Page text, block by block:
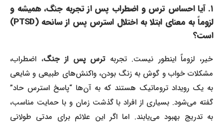
۱. آیا احساس ترس و اضطراب پس از تجربه جنگ، همیشه و
لزوماً به معنای ابتلا به اختلال استرس پس از سانحه (PTSD)
است؟
خیر، لزوماً اینطور نیست. تجربهترس پس از جنگ، اضطراب،
مشکلات خواب و گوش به زنگ بودن، واکنش‌های طبیعی و شایعی
به یک رویداد تروماتیک هستند که به آن‌ها “پاسخ استرس حاد”
گفته می‌شود. بسیاری از افراد با گذشت زمان و با حمایت مناسب،
به تدریج بهبود می‌یابند. اما اگر این علائم برای مدتی طولانی